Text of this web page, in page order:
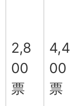
2,8
00
票
4,4
00
票